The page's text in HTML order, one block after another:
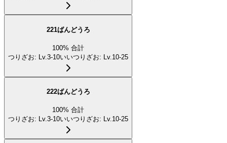
221ばんどうろ
100% 合計
つりざお: Lv.3-10いいつりざお: Lv.10-25
222ばんどうろ
100% 合計
つりざお: Lv.3-10いいつりざお: Lv.10-25